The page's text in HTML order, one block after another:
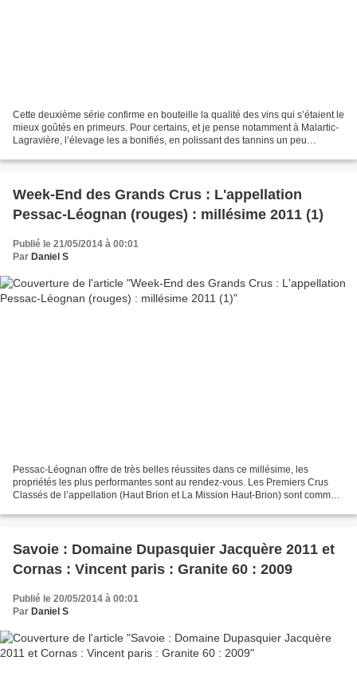
Cette deuxième série confirme en bouteille la qualité des vins qui s’étaient le
mieux goûtés en primeurs. Pour certains, et je pense notamment à Malartic-
Lagravière, l’élevage les a bonifiés, en polissant des tannins un peu
Week-End des Grands Crus : L'appellation
Pessac-Léognan (rouges) : millésime 2011 (1)
Publié le 21/05/2014 à 00:01
Par Daniel S
Pessac-Léognan offre de très belles réussites dans ce millésime, les
propriétés les plus performantes sont au rendez-vous. Les Premiers Crus
Classés de l’appellation (Haut Brion et La Mission Haut-Brion) sont comme
Savoie : Domaine Dupasquier Jacquère 2011 et
Cornas : Vincent paris : Granite 60 : 2009
Publié le 20/05/2014 à 00:01
Par Daniel S